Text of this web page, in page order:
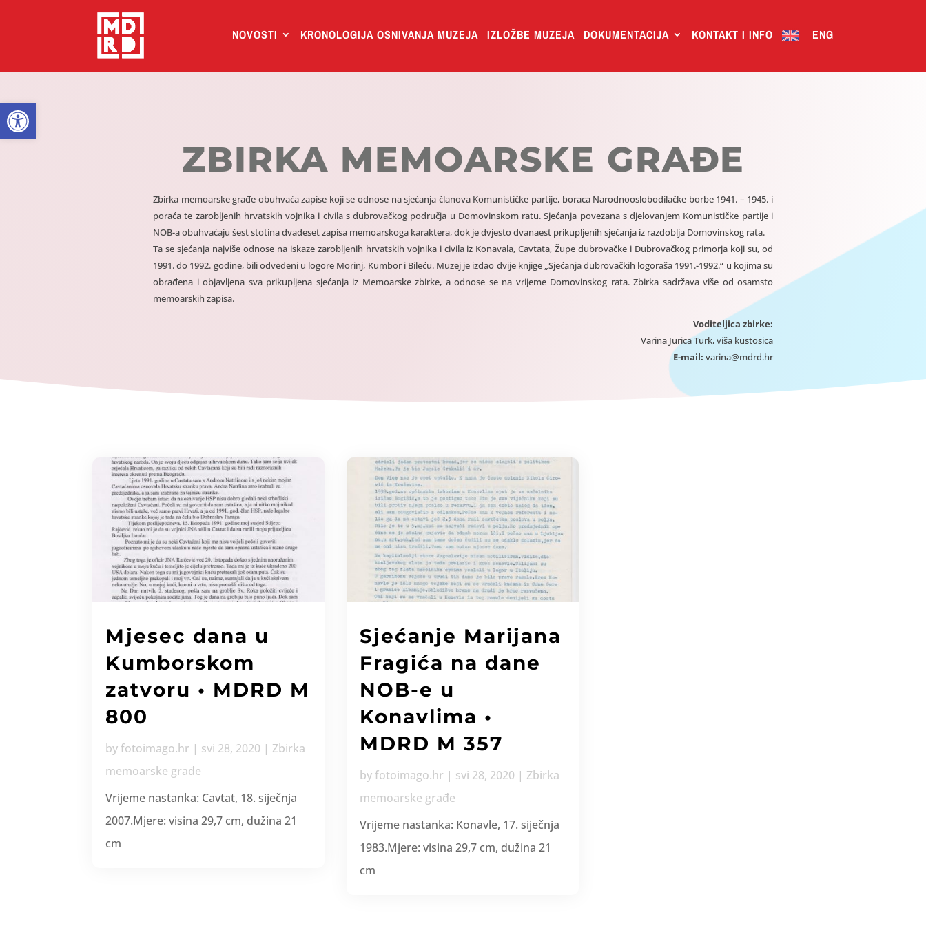
Open toolbar
NOVOSTI KRONOLOGIJA OSNIVANJA MUZEJA IZLOŽBE MUZEJA DOKUMENTACIJA KONTAKT I INFO ENG
ZBIRKA MEMOARSKE GRAĐE
Zbirka memoarske građe obuhvaća zapise koji se odnose na sjećanja članova Komunističke partije, boraca Narodnooslobodilačke borbe 1941. – 1945. i
poraća te zarobljenih hrvatskih vojnika i civila s dubrovačkog područja u Domovinskom ratu. Sjećanja povezana s djelovanjem Komunističke partije i
NOB-a obuhvaćaju šest stotina dvadeset zapisa memoarskoga karaktera, dok je dvjesto dvanaest prikupljenih sjećanja iz razdoblja Domovinskog rata.
Ta se sjećanja najviše odnose na iskaze zarobljenih hrvatskih vojnika i civila iz Konavala, Cavtata, Župe dubrovačke i Dubrovačkog primorja koji su, od
1991. do 1992. godine, bili odvedeni u logore Morinj, Kumbor i Bileću. Muzej je izdao dvije knjige „Sjećanja dubrovačkih logoraša 1991.-1992.“ u kojima su
obrađena i objavljena sva prikupljena sjećanja iz Memoarske zbirke, a odnose se na vrijeme Domovinskog rata. Zbirka sadržava više od osamsto
memoarskih zapisa.
Voditeljica zbirke:
Varina Jurica Turk, viša kustosica
E-mail: varina@mdrd.hr
Mjesec dana u
Kumborskom
zatvoru • MDRD M
800
byfotoimago.hr | svi 28, 2020 | Zbirka
memoarske građe
Vrijeme nastanka: Cavtat, 18. siječnja
2007.Mjere: visina 29,7 cm, dužina 21
cm
Sjećanje Marijana
Fragića na dane
NOB-e u
Konavlima •
MDRD M 357
byfotoimago.hr | svi 28, 2020 | Zbirka
memoarske građe
Vrijeme nastanka: Konavle, 17. siječnja
1983.Mjere: visina 29,7 cm, dužina 21
cm